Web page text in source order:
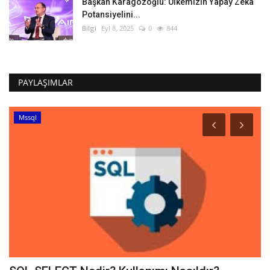
Potansiyelini...
Bilgi Eyl 8, 2025 0 844
PAYLAŞIMLAR
Mssql